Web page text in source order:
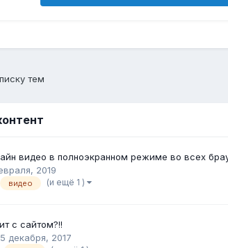
тем
видео в полноэкранном режиме во всех
2019
видео (и ещё 1 )
с сайтом?!!
5 декабря, 2017